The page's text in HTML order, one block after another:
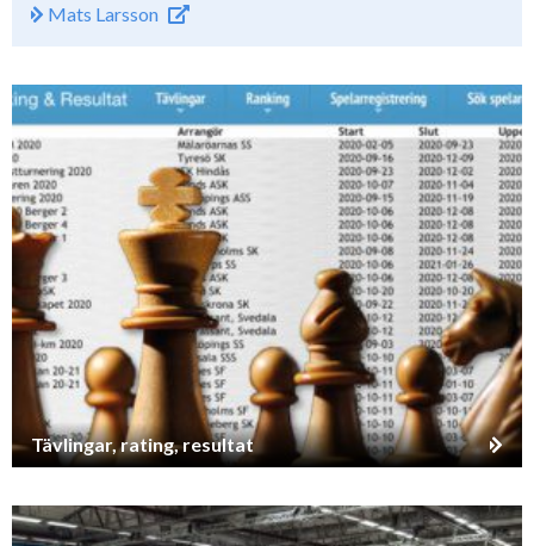
Mats Larsson
Tävlingar, rating, resultat